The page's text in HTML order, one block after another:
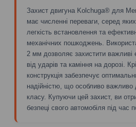
Захист двигуна Kolchuga® для
має численні переваги, серед
легкість встановлення та
механічних пошкоджень.
2 мм дозволяє захистити важливі
від ударів та каміння на дорозі.
конструкція забезпечує
надійністю, що особливо важливо
класу. Купуючи цей захист, ви
безпеці свого автомобіля під час